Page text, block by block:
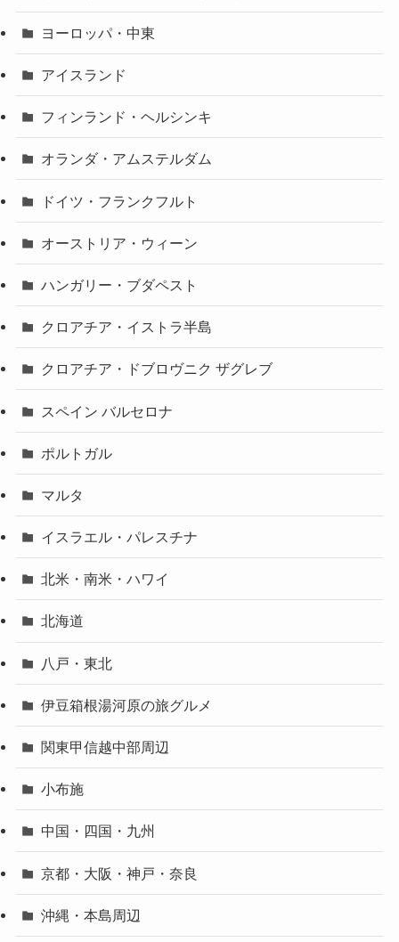
ヨーロッパ・中東
アイスランド
フィンランド・ヘルシンキ
オランダ・アムステルダム
ドイツ・フランクフルト
オーストリア・ウィーン
ハンガリー・ブダペスト
クロアチア・イストラ半島
クロアチア・ドブロヴニク ザグレブ
スペイン バルセロナ
ポルトガル
マルタ
イスラエル・パレスチナ
北米・南米・ハワイ
北海道
八戸・東北
伊豆箱根湯河原の旅グルメ
関東甲信越中部周辺
小布施
中国・四国・九州
京都・大阪・神戸・奈良
沖縄・本島周辺